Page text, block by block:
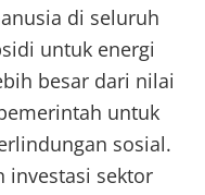
di seluruh
untuk energi
besar dari nilai
untuk
sosial.
investasi sektor